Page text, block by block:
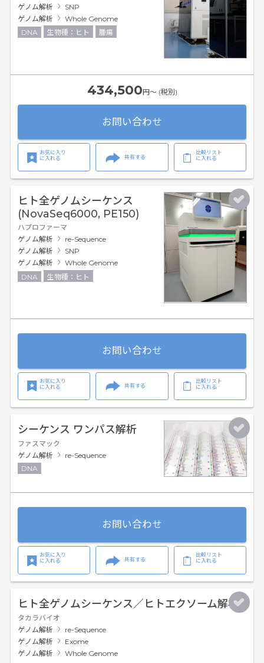
ゲノム解析
SNP
ゲノム解析
Whole Genome
DNA
生物種：ヒト 腫瘍
434,500円〜 (税別)
お問い合わせ
お気に入り
に入れる
共有する
比較リスト
に入れる
ヒト全ゲノムシーケンス
(NovaSeq6000, PE150)
ハプロファーマ
ゲノム解析
re-Sequence
ゲノム解析
SNP
ゲノム解析
Whole Genome
DNA
生物種：ヒト
お問い合わせ
お気に入り
に入れる
共有する
比較リスト
に入れる
シーケンス ワンパス解析
ファスマック
ゲノム解析
re-Sequence
DNA
お問い合わせ
お気に入り
に入れる
共有する
比較リスト
に入れる
ヒト全ゲノムシーケンス／ヒトエクソーム解析
タカラバイオ
ゲノム解析
re-Sequence
ゲノム解析
Exome
ゲノム解析
Whole Genome